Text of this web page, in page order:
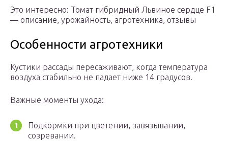
Это интересно: Томат гибридный Львиное сердце F1
— описание, урожайность, агротехника, отзывы
Особенности агротехники
Кустики рассады пересаживают, когда температура
воздуха стабильно не падает ниже 14 градусов.
Важные моменты ухода:
Подкормки при цветении, завязывании,
созревании.